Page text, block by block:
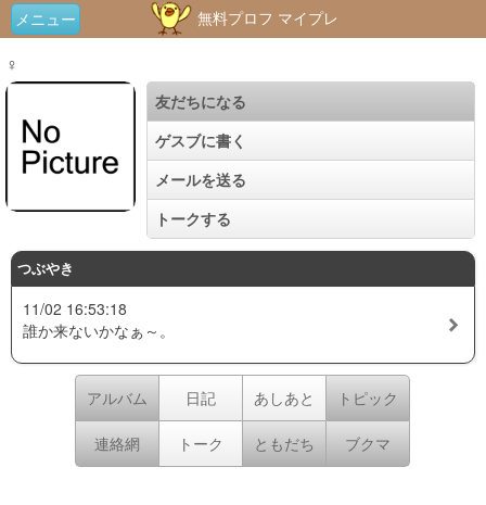
メニュー 無料プロフ マイプレ
♀
友だちになる
ゲスブに書く
メールを送る
トークする
つぶやき
11/02 16:53:18
誰か来ないかなぁ～。
アルバム 日記 あしあと トピック
連絡網 トーク ともだち ブクマ